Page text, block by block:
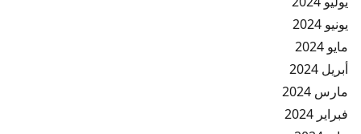
يونيو 2024
مايو 2024
أبريل 2024
مارس 2024
فبراير 2024